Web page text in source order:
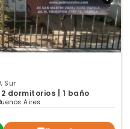
Sur
2 dormitorios | 1 baño
Aires